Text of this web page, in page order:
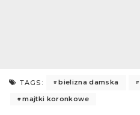
TAGS: bielizna damska
majtki koronkowe